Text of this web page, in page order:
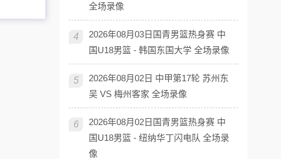
全场录像
4
2026年08月03日国青男篮热身赛 中
国U18男篮 - 韩国东国大学 全场录像
5
2026年08月02日 中甲第17轮 苏州东
吴 VS 梅州客家 全场录像
6
2026年08月02日国青男篮热身赛 中
国U18男篮 - 纽纳华丁闪电队 全场录
像